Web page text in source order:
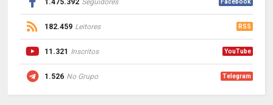
Facebook
182.459 Leitores RSS
11.321 Inscritos YouTube
1.526 No Grupo Telegram